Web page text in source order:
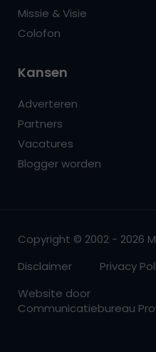
Missie & Visie
Colofon
Kansen
Adverteren
Partners
Vacatures
Blogger worden
Copyright © 2002 - 2026
Disclaimer
Privacy
Website door
Communicatiebureau